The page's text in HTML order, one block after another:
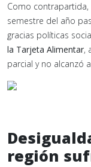
Como contrapartida,
semestre del año
gracias políticas
la Tarjeta Alimentar,
parcial y no alcanzó
región